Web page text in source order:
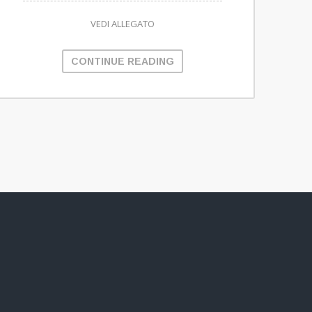
VEDI ALLEGATO
CONTINUE READING